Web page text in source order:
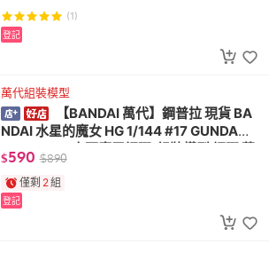
(1)
登記
萬代組裝模型
【BANDAI 萬代】鋼普拉 現貨 BA
NDAI 水星的魔女 HG 1/144 #17 GUNDAM
LFRITH UR 烏爾魔靈鋼彈(組裝模型 鋼彈 萬
代模型)
$590 $890
僅剩 2組
登記